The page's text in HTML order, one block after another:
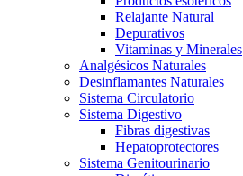
Relajante Natural
Depurativos
Vitaminas y Minerales
Analgésicos Naturales
Desinflamantes Naturales
Sistema Circulatorio
Sistema Digestivo
Fibras digestivas
Hepatoprotectores
Sistema Genitourinario